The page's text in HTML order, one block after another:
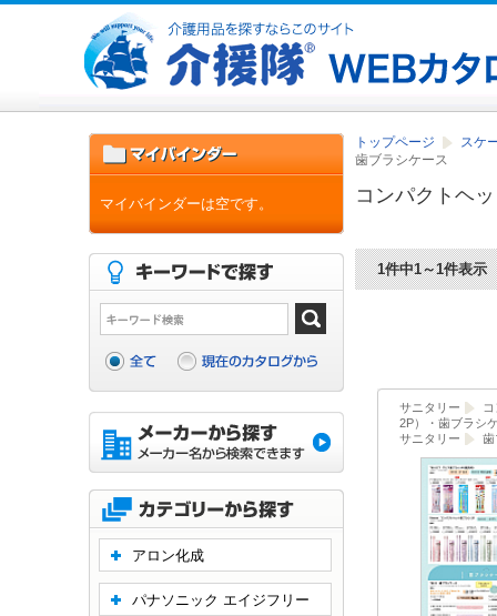
トップページ
スケ
歯ブラシケース
コンパクトヘ
1件中1～1件表示
サニタリー
2P）・歯ブラシ
サニタリー
歯
マイバインダーは空です。
アロン化成
パナソニック エイジフリー